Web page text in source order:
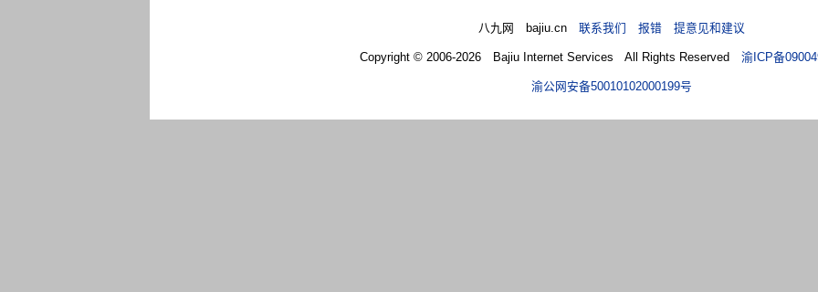
八九网 bajiu.cn联系我们 报错 提意见和建议
Copyright © 2006-2026 Bajiu Internet Services All Rights Reserved 渝ICP备
渝公网安备50010102000199号